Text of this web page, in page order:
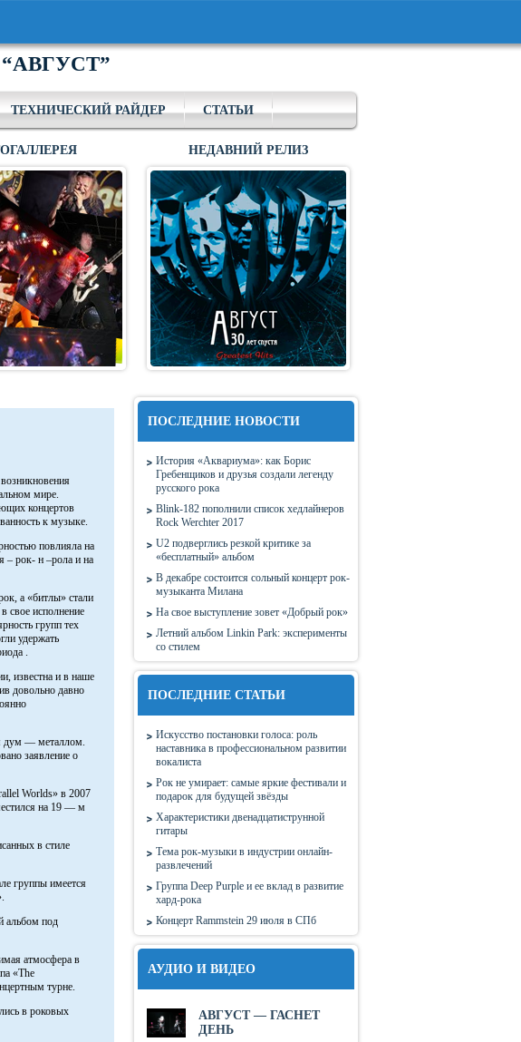
ТЕХНИЧЕСКИЙ РАЙДЕР СТАТЬИ
НЕДАВНИЙ РЕЛИЗ
мире.
концертов
к музыке.
повлияла на
– рок- н –рола и на
а «битлы» стали
свое исполнение
групп тех
удержать
.
известна и в наше
довольно давно
дум — металлом.
заявление о
Worlds» в 2007
на 19 — м
в стиле
группы имеется
альбом под
атмосфера в
«The
турне.
в роковых
ПОСЛЕДНИЕ НОВОСТИ
История «Аквариума»: как Борис
Гребенщиков и друзья создали легенду
русского рока
Blink-182 пополнили список хедлайнеров
Rock Werchter 2017
U2 подверглись резкой критике за
«бесплатный» альбом
В декабре состоится сольный концерт рок-
музыканта Милана
На свое выступление зовет «Добрый рок»
Летний альбом Linkin Park: эксперименты
со стилем
ПОСЛЕДНИЕ СТАТЬИ
Искусство постановки голоса: роль
наставника в профессиональном развитии
вокалиста
Рок не умирает: самые яркие фестивали и
подарок для будущей звёзды
Характеристики двенадцатиструнной
гитары
Тема рок-музыки в индустрии онлайн-
развлечений
Группа Deep Purple и ее вклад в развитие
хард-рока
Концерт Rammstein 29 июля в СПб
АУДИО И ВИДЕО
АВГУСТ — ГАСНЕТ
ДЕНЬ